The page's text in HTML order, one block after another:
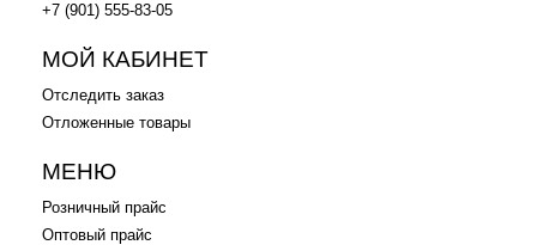
+7 (901) 555-83-05
МОЙ КАБИНЕТ
Отследить заказ
Отложенные товары
МЕНЮ
Розничный прайс
Оптовый прайс